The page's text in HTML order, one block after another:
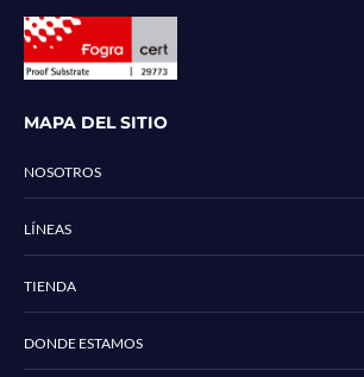
MAPA DEL SITIO
NOSOTROS
LÍNEAS
TIENDA
DONDE ESTAMOS